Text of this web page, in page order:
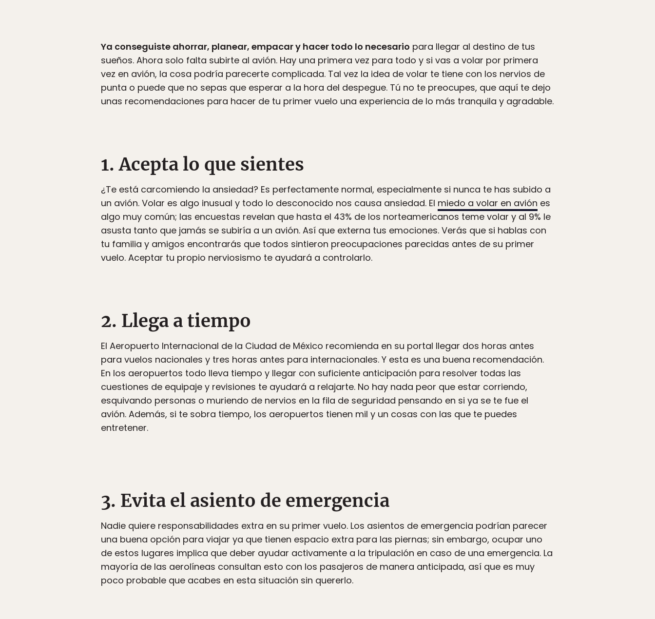
Ya conseguiste ahorrar, planear, empacar y hacer todo lo necesario para llegar al destino de tus
sueños. Ahora solo falta subirte al avión. Hay una primera vez para todo y si vas a volar por primera
vez en avión, la cosa podría parecerte complicada. Tal vez la idea de volar te tiene con los nervios de
punta o puede que no sepas que esperar a la hora del despegue. Tú no te preocupes, que aquí te dejo
unas recomendaciones para hacer de tu primer vuelo una experiencia de lo más tranquila y agradable.
1. Acepta lo que sientes
¿Te está carcomiendo la ansiedad? Es perfectamente normal, especialmente si nunca te has subido a
un avión. Volar es algo inusual y todo lo desconocido nos causa ansiedad. El miedo a volar en avión es
algo muy común; las encuestas revelan que hasta el 43% de los norteamericanos teme volar y al 9% le
asusta tanto que jamás se subiría a un avión. Así que externa tus emociones. Verás que si hablas con
tu familia y amigos encontrarás que todos sintieron preocupaciones parecidas antes de su primer
vuelo. Aceptar tu propio nerviosismo te ayudará a controlarlo.
2. Llega a tiempo
El Aeropuerto Internacional de la Ciudad de México recomienda en su portal llegar dos horas antes
para vuelos nacionales y tres horas antes para internacionales. Y esta es una buena recomendación.
En los aeropuertos todo lleva tiempo y llegar con suficiente anticipación para resolver todas las
cuestiones de equipaje y revisiones te ayudará a relajarte. No hay nada peor que estar corriendo,
esquivando personas o muriendo de nervios en la fila de seguridad pensando en si ya se te fue el
avión. Además, si te sobra tiempo, los aeropuertos tienen mil y un cosas con las que te puedes
entretener.
3. Evita el asiento de emergencia
Nadie quiere responsabilidades extra en su primer vuelo. Los asientos de emergencia podrían parecer
una buena opción para viajar ya que tienen espacio extra para las piernas; sin embargo, ocupar uno
de estos lugares implica que deber ayudar activamente a la tripulación en caso de una emergencia. La
mayoría de las aerolíneas consultan esto con los pasajeros de manera anticipada, así que es muy
poco probable que acabes en esta situación sin quererlo.